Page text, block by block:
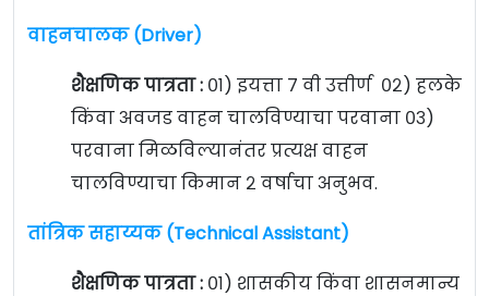
वाहनचालक (Driver)
शैक्षणिक पात्रता : ०१) इयत्ता ७ वी उत्तीर्ण ०२) हलके
किंवा अवजड वाहन चालविण्याचा परवाना ०३)
परवाना मिळविल्यानंतर प्रत्यक्ष वाहन
चालविण्याचा किमान २ वर्षाचा अनुभव.
तांत्रिक सहाय्यक (Technical Assistant)
शैक्षणिक पात्रता : ०१) शासकीय किंवा शासनमान्य